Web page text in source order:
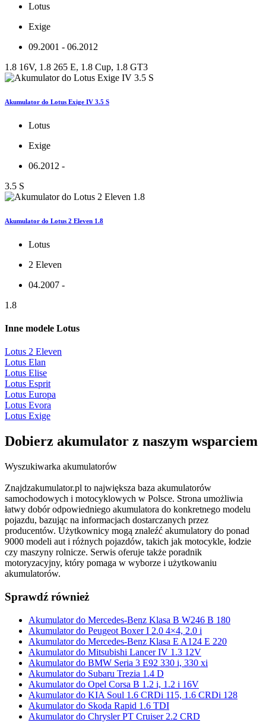
Lotus
Exige
09.2001 - 06.2012
1.8 16V, 1.8 265 E, 1.8 Cup, 1.8 GT3
Akumulator do Lotus Exige IV 3.5 S
Lotus
Exige
06.2012 -
3.5 S
Akumulator do Lotus 2 Eleven 1.8
Lotus
2 Eleven
04.2007 -
1.8
Inne modele Lotus
Lotus 2 Eleven
Lotus Elan
Lotus Elise
Lotus Esprit
Lotus Europa
Lotus Evora
Lotus Exige
Dobierz akumulator z naszym wsparciem
Wyszukiwarka akumulatorów
Znajdzakumulator.pl to największa baza akumulatorów
samochodowych i motocyklowych w Polsce. Strona umożliwia
łatwy dobór odpowiedniego akumulatora do konkretnego modelu
pojazdu, bazując na informacjach dostarczanych przez
producentów. Użytkownicy mogą znaleźć akumulatory do ponad
9000 modeli aut i różnych pojazdów, takich jak motocykle, łodzie
czy maszyny rolnicze. Serwis oferuje także poradnik
motoryzacyjny, który pomaga w wyborze i użytkowaniu
akumulatorów.
Sprawdź również
Akumulator do Mercedes-Benz Klasa B W246 B 180
Akumulator do Peugeot Boxer I 2.0 4×4, 2.0 i
Akumulator do Mercedes-Benz Klasa E A124 E 220
Akumulator do Mitsubishi Lancer IV 1.3 12V
Akumulator do BMW Seria 3 E92 330 i, 330 xi
Akumulator do Subaru Trezia 1.4 D
Akumulator do Opel Corsa B 1.2 i, 1.2 i 16V
Akumulator do KIA Soul 1.6 CRDi 115, 1.6 CRDi 128
Akumulator do Skoda Rapid 1.6 TDI
Akumulator do Chrysler PT Cruiser 2.2 CRD